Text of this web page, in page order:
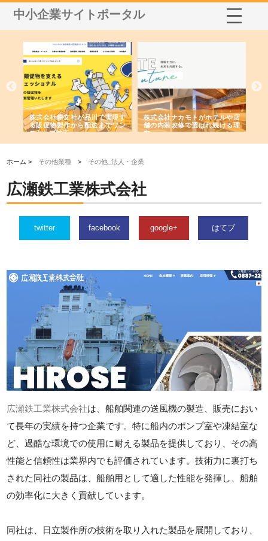
中小企業サイトポータル
株式会社耕文社が品川で実現す
る販促物製作から配送までワン
ストップ対応
株式会社ナカモトがホテルや店
舗の内装改修で選ばれ続ける理
由
ホーム > その他業種 > その他_法人・企業
広瀬鉄工業株式会社
twitter facebook google+ はてブ
広瀬鉄工業株式会社は、船舶関連の送風機の製造、販売におい
て長年の実績を持つ企業です。特に船内のポンプ室や凍結室な
ど、過酷な環境での使用に耐える製品を提供しており、その高
性能と信頼性は業界内でも評価されています。技術力に裏打ち
された同社の製品は、船舶用として適した性能を発揮し、船舶
の効率化に大きく貢献しています。
同社は、日立製作所の技術を取り入れた製品を展開しており、